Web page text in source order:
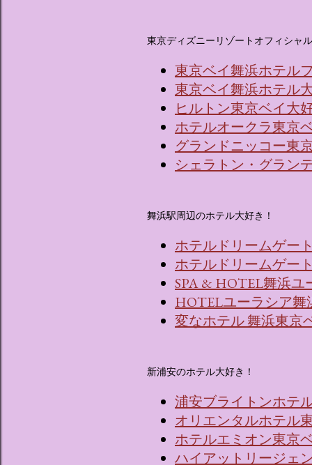
東京ディズニーリゾートオフィシャ
東京ベイ舞浜ホテル
東京ベイ舞浜ホテル
ヒルトン東京ベイ大
ホテルオークラ東京
グランドニッコー東
シェラトン・グラン
舞浜駅周辺のホテル大好き！
ホテルドリームゲー
ホテルドリームゲー
SPA & HOTEL舞浜ユ
HOTELユーラシア舞
変なホテル 舞浜東京
新浦安のホテル大好き！
浦安ブライトンホテ
オリエンタルホテル
ホテルエミオン東京
ハイアットリージェ